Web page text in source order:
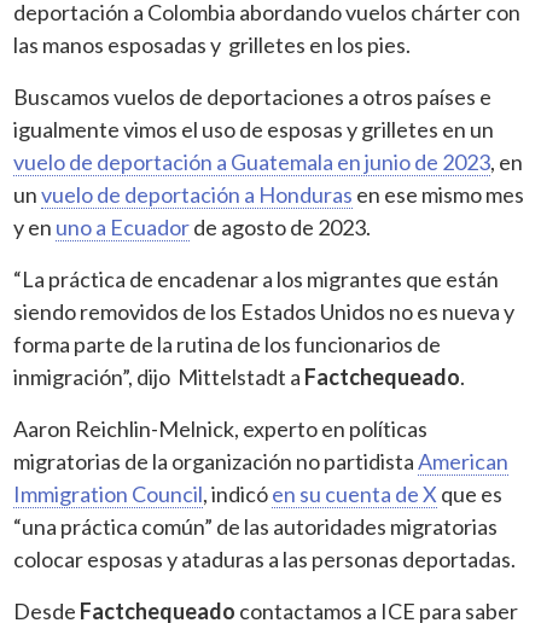
deportación a Colombia abordando vuelos chárter con
las manos esposadas y grilletes en los pies.
Buscamos vuelos de deportaciones a otros países e
igualmente vimos el uso de esposas y grilletes en un
vuelo de deportación a Guatemala en junio de 2023, en
unvuelo de deportación a Honduras en ese mismo mes
y en uno a Ecuadorde agosto de 2023.
“La práctica de encadenar a los migrantes que están
siendo removidos de los Estados Unidos no es nueva y
forma parte de la rutina de los funcionarios de
inmigración”, dijo Mittelstadt a Factchequeado.
Aaron Reichlin-Melnick, experto en políticas
migratorias de la organización no partidistaAmerican
Immigration Council, indicóen su cuenta de X que es
“una práctica común” de las autoridades migratorias
colocar esposas y ataduras a las personas deportadas.
Desde Factchequeado contactamos a ICE para saber